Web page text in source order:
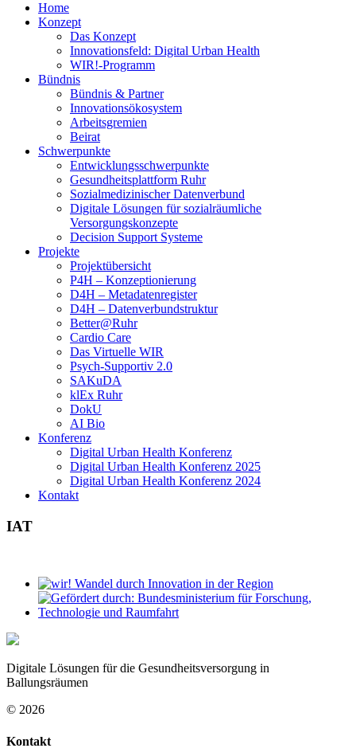
Home
Konzept
Das Konzept
Innovationsfeld: Digital Urban Health
WIR!-Programm
Bündnis
Bündnis & Partner
Innovationsökosystem
Arbeitsgremien
Beirat
Schwerpunkte
Entwicklungsschwerpunkte
Gesundheitsplattform Ruhr
Sozialmedizinischer Datenverbund
Digitale Lösungen für sozialräumliche
Versorgungskonzepte
Decision Support Systeme
Projekte
Projektübersicht
P4H – Konzeptionierung
D4H – Metadatenregister
D4H – Datenverbundstruktur
Better@Ruhr
Cardio Care
Das Virtuelle WIR
Psych-Supportiv 2.0
SAKuDA
klEx Ruhr
DokU
AI Bio
Konferenz
Digital Urban Health Konferenz
Digital Urban Health Konferenz 2025
Digital Urban Health Konferenz 2024
Kontakt
IAT
Digitale Lösungen für die Gesundheitsversorgung in
Ballungsräumen
© 2026
Kontakt